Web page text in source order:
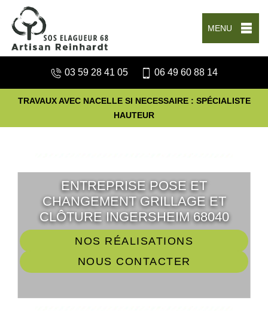
MENU
03 59 28 41 05 06 49 60 88 14
TRAVAUX AVEC NACELLE SI NECESSAIRE : SPÉCIALISTE
HAUTEUR
ENTREPRISE POSE ET
CHANGEMENT GRILLAGE ET
CLÔTURE INGERSHEIM 68040
NOS RÉALISATIONS
NOUS CONTACTER